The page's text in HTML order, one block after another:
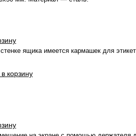
ящика имеется кармашек для
корзину